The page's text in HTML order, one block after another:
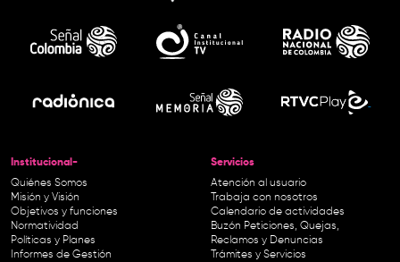
Institucional-
Quiénes Somos
Misión y Visión
Objetivos y funciones
Normatividad
Políticas y Planes
Informes de Gestión
Servicios
Atención al usuario
Trabaja con nosotros
Calendario de actividades
Buzón Peticiones, Quejas,
Reclamos y Denuncias
Trámites y Servicios